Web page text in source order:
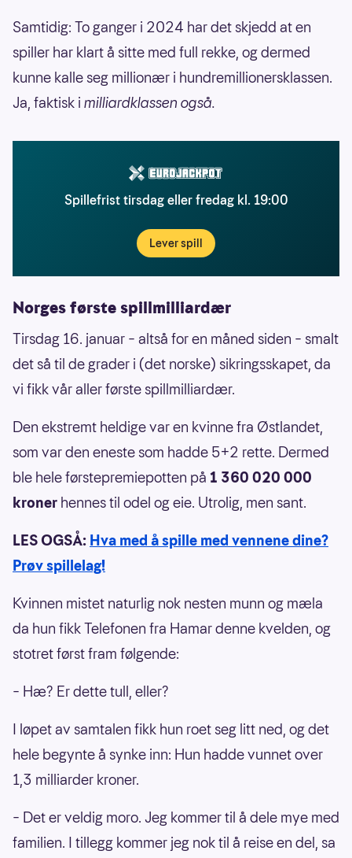
Samtidig: To ganger i 2024 har det skjedd at en
spiller har klart å sitte med full rekke, og dermed
kunne kalle seg millionær i hundremillionersklassen.
Ja, faktisk i milliardklassen også.
Spillefrist tirsdag eller fredag kl. 19:00
Lever spill
Norges første spillmilliardær
Tirsdag 16. januar – altså for en måned siden – smalt
det så til de grader i (det norske) sikringsskapet, da
vi fikk vår aller første spillmilliardær.
Den ekstremt heldige var en kvinne fra Østlandet,
som var den eneste som hadde 5+2 rette. Dermed
ble hele førstepremiepotten på 1 360 020 000
kroner hennes til odel og eie. Utrolig, men sant.
LES OGSÅ: Hva med å spille med vennene dine?
Prøv spillelag!
Kvinnen mistet naturlig nok nesten munn og mæla
da hun fikk Telefonen fra Hamar denne kvelden, og
stotret først fram følgende:
– Hæ? Er dette tull, eller?
I løpet av samtalen fikk hun roet seg litt ned, og det
hele begynte å synke inn: Hun hadde vunnet over
1,3 milliarder kroner.
– Det er veldig moro. Jeg kommer til å dele mye med
familien. I tillegg kommer jeg nok til å reise en del, sa